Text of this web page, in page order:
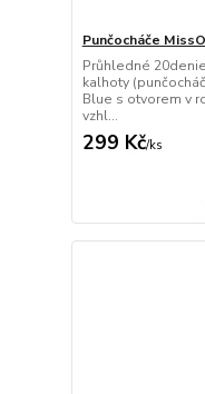
Punčocháče
Průhledné
kalhoty
Blue s otvorem v
vzhl...
299 Kč/ks